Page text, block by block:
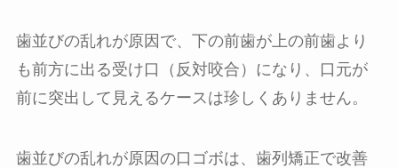
歯並びの乱れが原因で、下の前歯が上の前歯より
も前方に出る受け口（反対咬合）になり、口元が
前に突出して見えるケースは珍しくありません。
歯並びの乱れが原因の口ゴボは、歯列矯正で改善